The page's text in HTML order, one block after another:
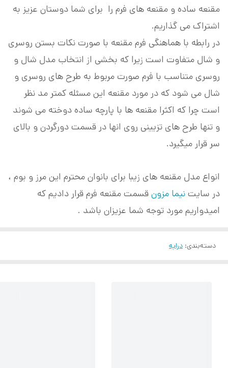
مقنعه ساده و مقنعه های فرم را برای شما دوستان عزیز به
اشتراک می گذاریم.
در رابطه با هماهنگی فرم مقنعه با صورت نکات بستن روسری
و شال متفاوت است زیرا که بخشی از انتخاب مدل شال و
روسری متناسب با فرم صورت مربوط به طرح های روسری و
شال می شود که در مورد مقنعه این مسئله کمتر مد نظر
است چرا که اکثرا مقنعه ها با پارچه ساده دوخته می شوند
و تنها طرح های تزیینی روی انها در قسمت دورگردن و بالای
سر قرار میگیرد.
انواع مدل مقنعه های زیبا برای بانوان محترم این مرز و بوم ،
در سایتنیما مزونقسمت مقنعه فرم قرار دادیم که
امیدواریم مورد توجه شما عزیزان باشد .
دسته‌بندی: دراپه